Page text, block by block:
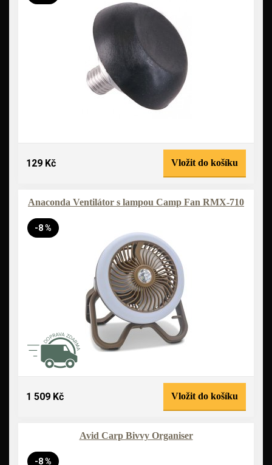
129 Kč Vložit do košíku
Anaconda Ventilátor s lampou Camp Fan RMX-710
-8 %
1 509 Kč Vložit do košíku
Avid Carp Bivvy Organiser
-8 %